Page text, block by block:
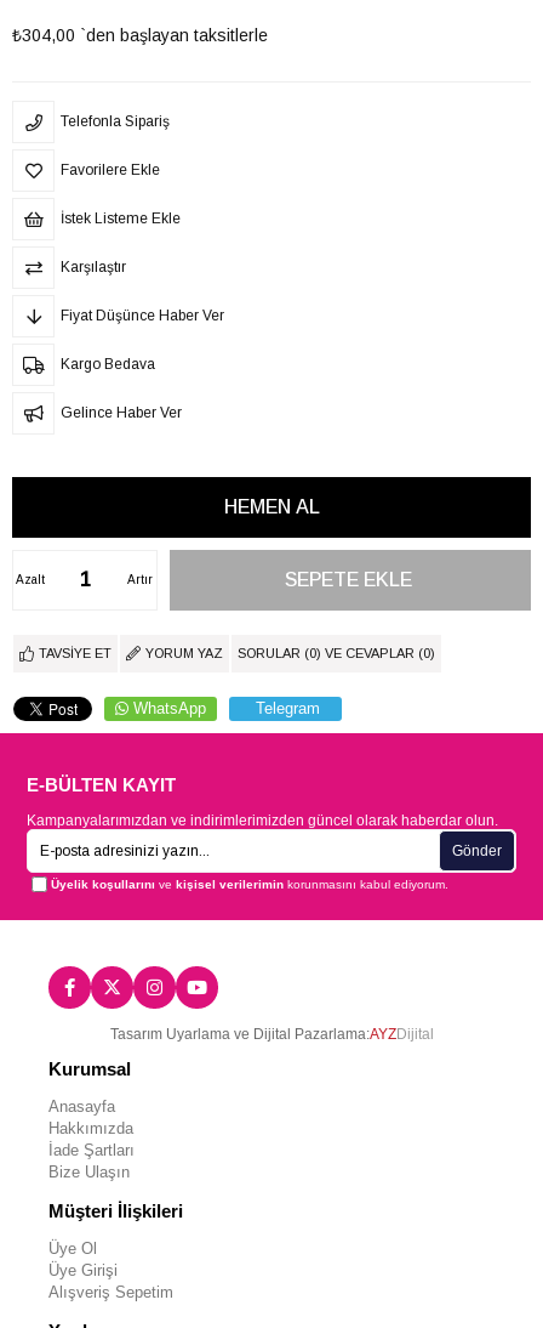
₺304,00 `den başlayan taksitlerle
Telefonla Sipariş
Favorilere Ekle
İstek Listeme Ekle
Karşılaştır
Fiyat Düşünce Haber Ver
Kargo Bedava
Gelince Haber Ver
Artır
Azalt
TAVSIYE ET YORUM YAZ SORULAR (0) VE CEVAPLAR (0)
WhatsApp Telegram
E-BÜLTEN KAYIT
Kampanyalarımızdan ve indirimlerimizden güncel olarak haberdar olun.
Gönder
Üyelik koşullarını vekişisel verilerimin korunmasını kabul ediyorum.
Tasarım Uyarlama ve Dijital Pazarlama:AYZDijital
Kurumsal
Anasayfa
Hakkımızda
İade Şartları
Bize Ulaşın
Müşteri İlişkileri
Üye Ol
Üye Girişi
Alışveriş Sepetim